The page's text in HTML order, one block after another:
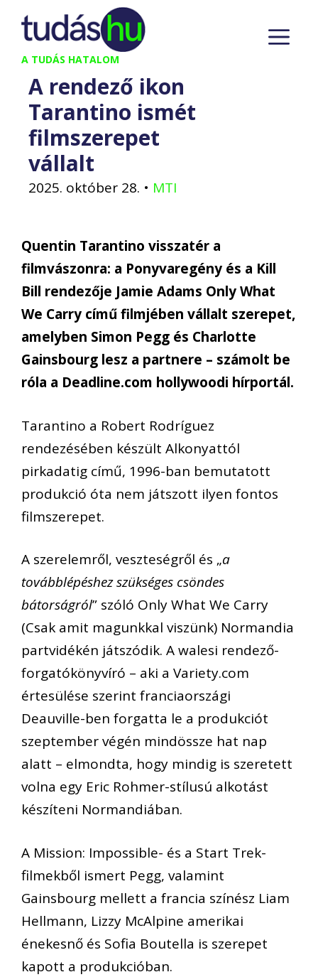
Kilépés
tartalomba
A TUDÁS HATALOM
A rendező ikon
Tarantino ismét
filmszerepet
vállalt
2025. október 28. • MTI
Quentin Tarantino visszatér a
filmvászonra: a Ponyvaregény és a Kill
Bill rendezője Jamie Adams Only What
We Carry című filmjében vállalt szerepet,
amelyben Simon Pegg és Charlotte
Gainsbourg lesz a partnere – számolt be
róla a Deadline.com hollywoodi hírportál.
Tarantino a Robert Rodríguez
rendezésében készült Alkonyattól
pirkadatig című, 1996-ban bemutatott
produkció óta nem játszott ilyen fontos
filmszerepet.
A szerelemről, veszteségről és „a
továbblépéshez szükséges csöndes
bátorságról” szóló Only What We Carry
(Csak amit magunkkal viszünk) Normandia
partvidékén játszódik. A walesi rendező-
forgatókönyvíró – aki a Variety.com
értesülése szerint franciaországi
Deauville-ben forgatta le a produkciót
szeptember végén mindössze hat nap
alatt – elmondta, hogy mindig is szeretett
volna egy Eric Rohmer-stílusú alkotást
készíteni Normandiában.
A Mission: Impossible- és a Start Trek-
filmekből ismert Pegg, valamint
Gainsbourg mellett a francia színész Liam
Hellmann, Lizzy McAlpine amerikai
énekesnő és Sofia Boutella is szerepet
kapott a produkcióban.